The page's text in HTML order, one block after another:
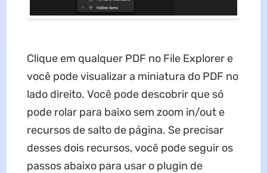
Clique em qualquer PDF no File Explorer e
você pode visualizar a miniatura do PDF no
lado direito. Você pode descobrir que só
pode rolar para baixo sem zoom in/out e
recursos de salto de página. Se precisar
desses dois recursos, você pode seguir os
passos abaixo para usar o plugin de